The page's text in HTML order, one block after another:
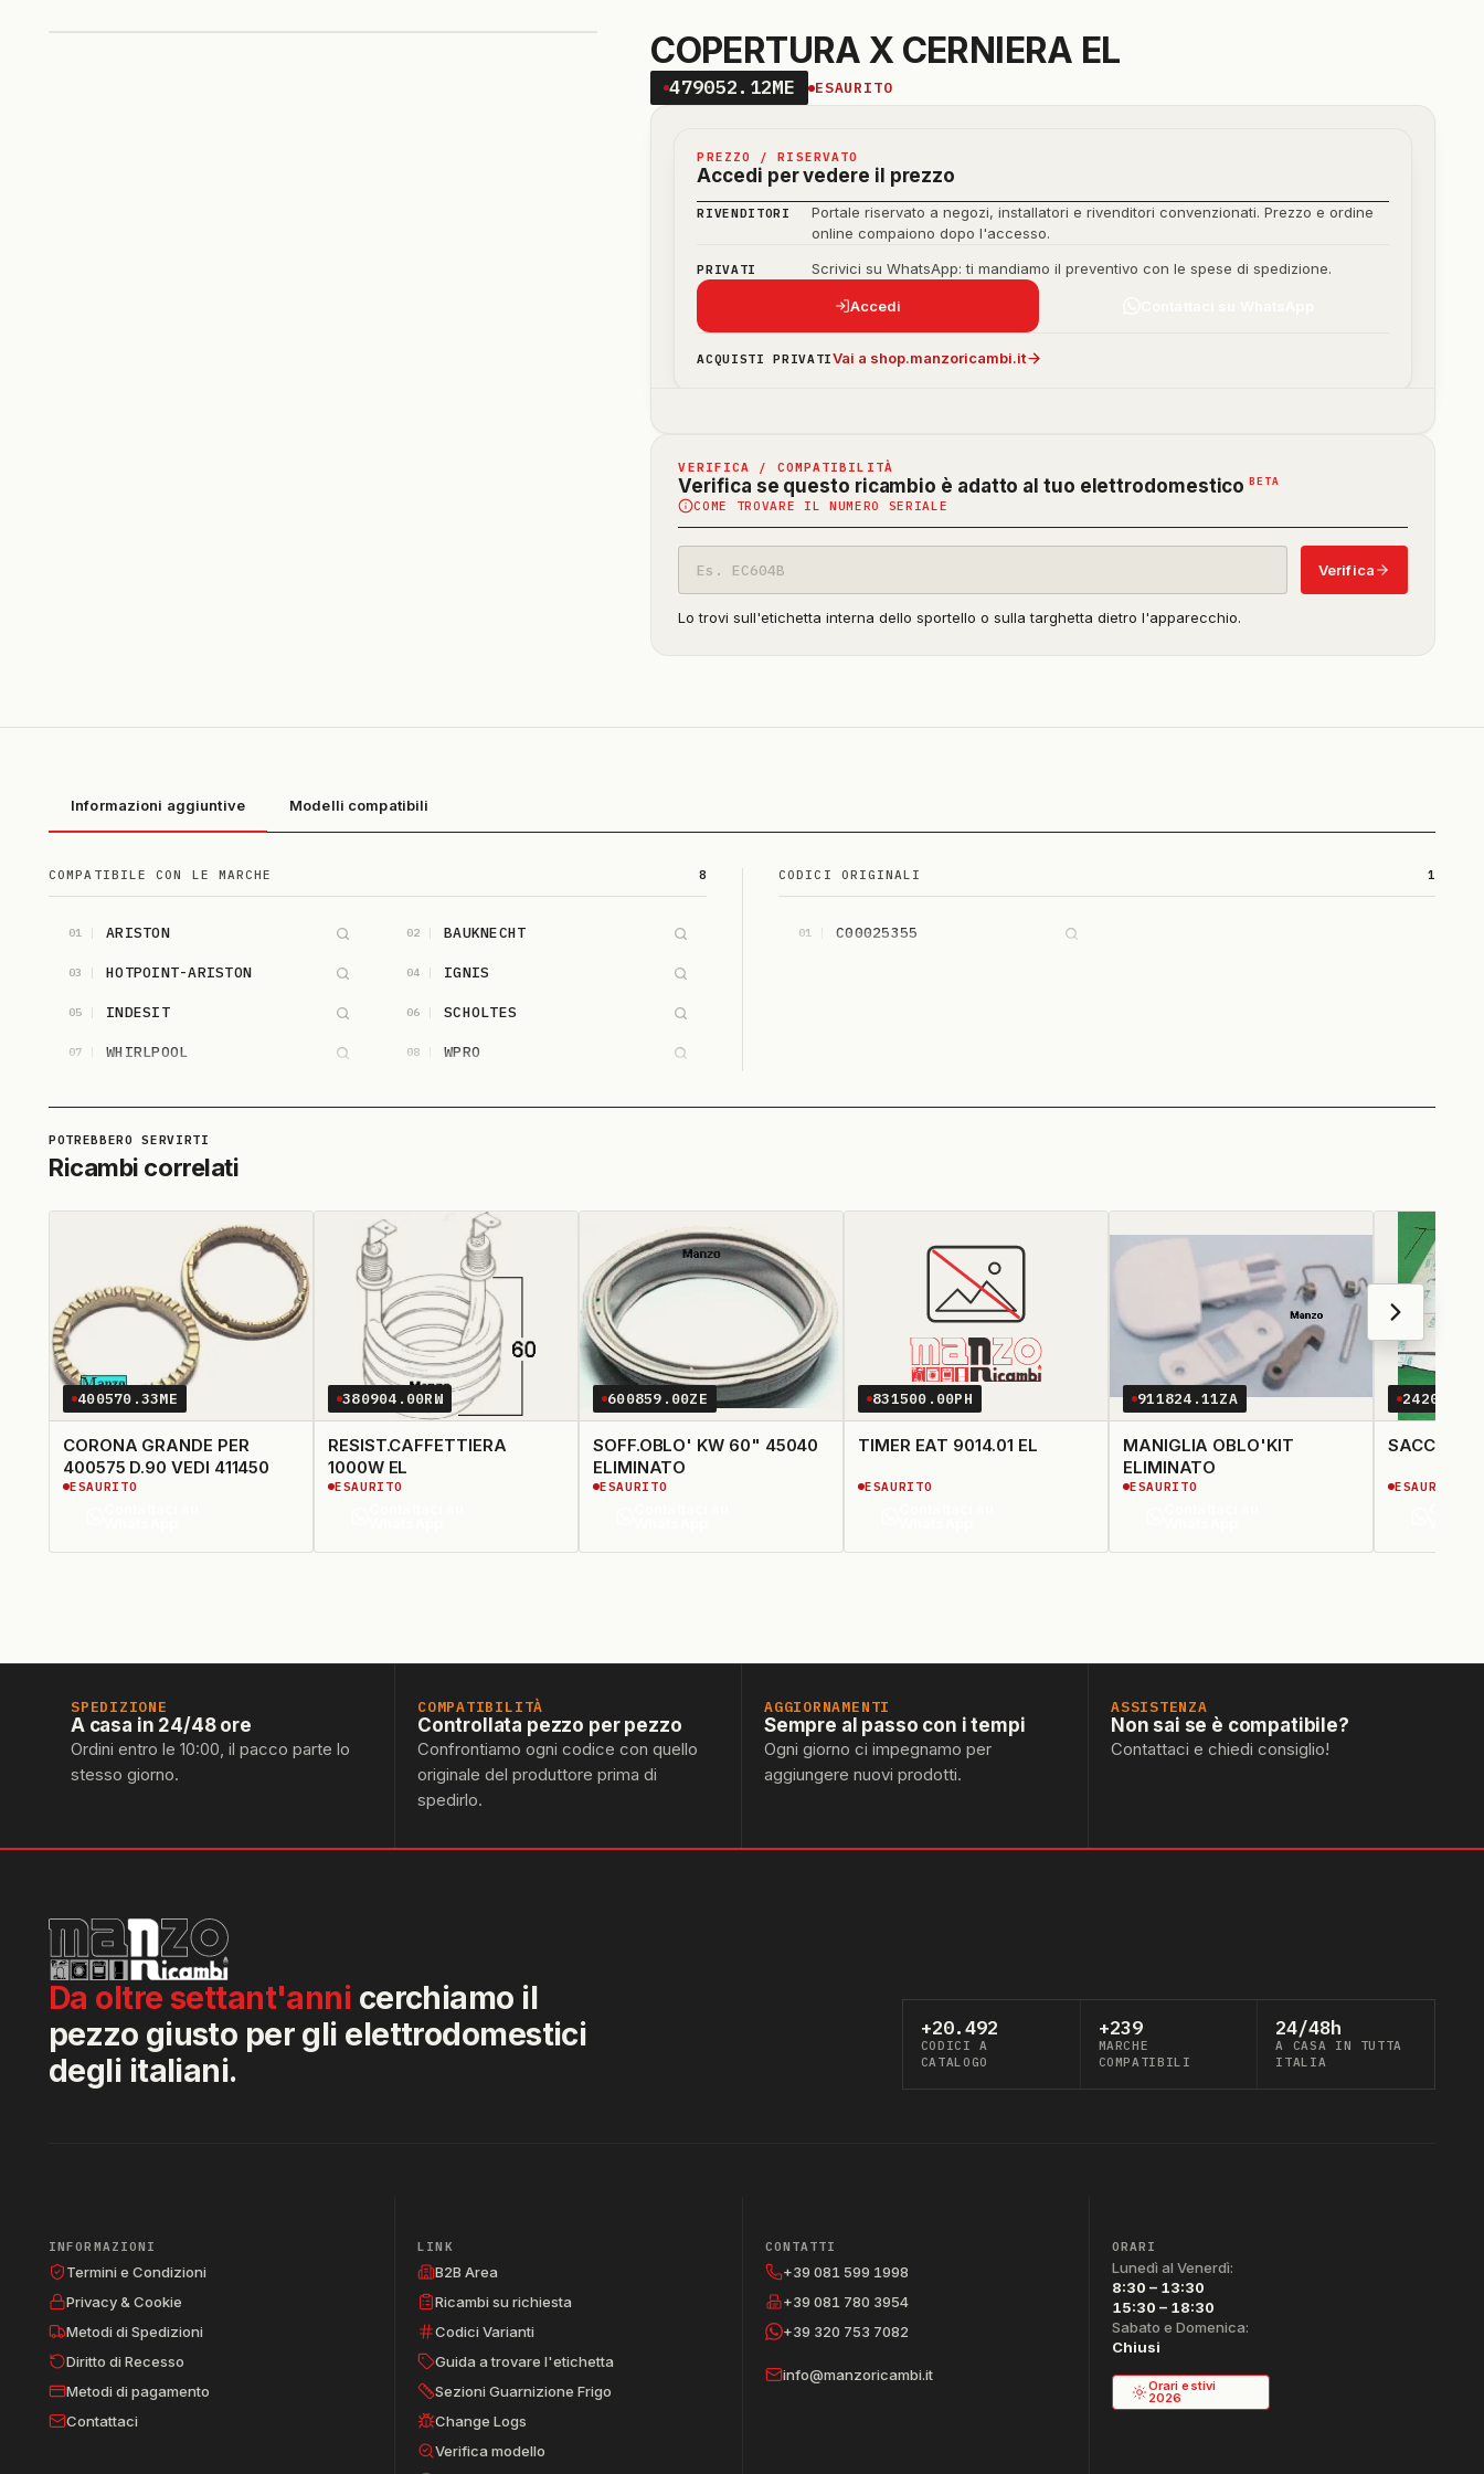
COPERTURA X CERNIERA EL
479052.12ME ESAURITO
PREZZO / RISERVATO
Accedi per vedere il prezzo
RIVENDITORI
Portale riservato a negozi, installatori e rivenditori convenzionati. Prezzo e ordine
online compaiono dopo l'accesso.
PRIVATI Scrivici su WhatsApp: ti mandiamo il preventivo con le spese di spedizione.
Accedi
ACQUISTI PRIVATIVai a shop.manzoricambi.it
VERIFICA / COMPATIBILITÀ
Verifica se questo ricambio è adatto al tuo elettrodomestico BETA
beta)
COME TROVARE IL NUMERO SERIALE
modello
Verifica
Lo trovi sull'etichetta interna dello sportello o sulla targhetta dietro l'apparecchio.
Informazioni aggiuntive Modelli compatibili
COMPATIBILE CON LE MARCHE 8
01 ARISTON 02 BAUKNECHT
03 HOTPOINT-ARISTON 04 IGNIS
05 INDESIT 06 SCHOLTES
07 WHIRLPOOL 08 WPRO
CODICI ORIGINALI 1
01 C00025355
Ricambi correlati
400570.33ME
CORONA GRANDE PER
400575 D.90 VEDI 411450
ESAURITO
380904.00RW
RESIST.CAFFETTIERA
1000W EL
ESAURITO
600859.00ZE
SOFF.OBLO' KW 60" 45040
ELIMINATO
ESAURITO
831500.00PH
TIMER EAT 9014.01 EL
ESAURITO
911824.11ZA
MANIGLIA OBLO'KIT
ELIMINATO
ESAURITO ESAURITO
SPEDIZIONE
A casa in 24/48 ore
Ordini entro le 10:00, il pacco parte lo
stesso giorno.
COMPATIBILITÀ
Controllata pezzo per pezzo
Confrontiamo ogni codice con quello
originale del produttore prima di
spedirlo.
AGGIORNAMENTI
Sempre al passo con i tempi
Ogni giorno ci impegnamo per
aggiungere nuovi prodotti.
ASSISTENZA
Non sai se è compatibile?
Contattaci e chiedi consiglio!
Da oltre settant'anni cerchiamo il
pezzo giusto per gli elettrodomestici
degli italiani.
+20.492
CODICI A
CATALOGO
+239
MARCHE
COMPATIBILI
24/48h
A CASA IN TUTTA
ITALIA
INFORMAZIONI
Termini e Condizioni
Privacy & Cookie
Metodi di Spedizioni
Diritto di Recesso
Metodi di pagamento
Contattaci
LINK
B2B Area
Ricambi su richiesta
Codici Varianti
Guida a trovare l'etichetta
Sezioni Guarnizione Frigo
Change Logs
Verifica modello
CONTATTI
+39 081 599 1998
+39 081 780 3954
+39 320 753 7082
info@manzoricambi.it
ORARI
Lunedì al Venerdì:
8:30 – 13:30
15:30 – 18:30
Sabato e Domenica:
Chiusi
Orari estivi
2026